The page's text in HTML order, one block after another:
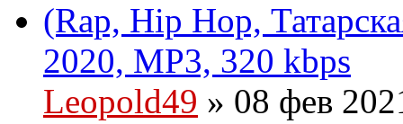
(Rap, Hip Hop,
2020, MP3, 320 kbps
Leopold49 » 08 фев